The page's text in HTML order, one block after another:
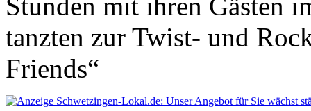
Stunden mit ihren Gästen
tanzten zur Twist- und
Friends“